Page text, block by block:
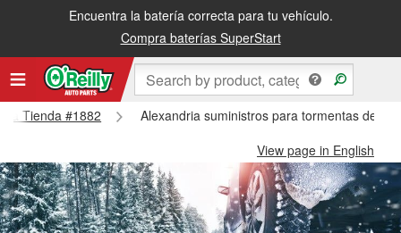
Encuentra la batería correcta para tu vehículo.
Compra baterías SuperStart
Tienda #1882
Alexandria suministros para tormentas de
View page in English